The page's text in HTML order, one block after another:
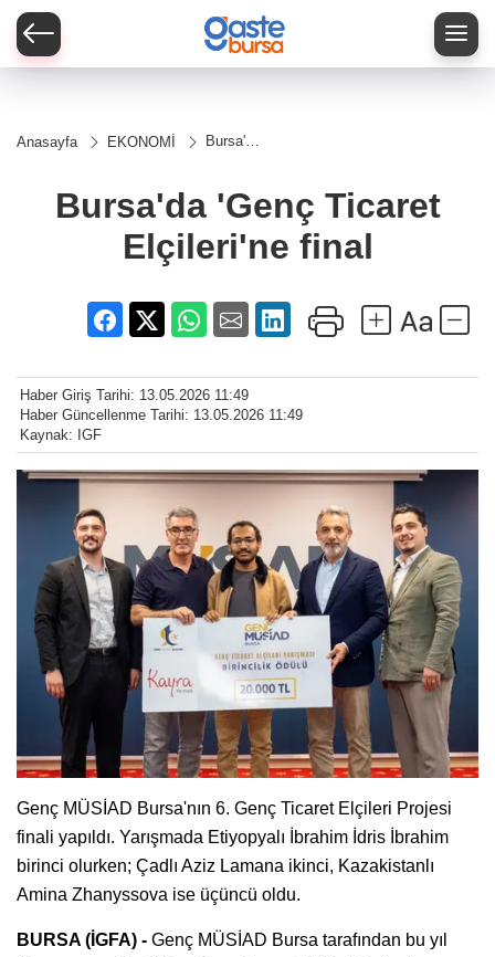
Anasayfa EKONOMİ
Bursa'da
Elçileri'ne
final
Bursa'da 'Genç Ticaret
Elçileri'ne final
Haber Giriş Tarihi: 13.05.2026 11:49
Haber Güncellenme Tarihi: 13.05.2026 11:49
Kaynak: IGF
Genç MÜSİAD Bursa'nın 6. Genç Ticaret Elçileri Projesi
finali yapıldı. Yarışmada Etiyopyalı İbrahim İdris İbrahim
birinci olurken; Çadlı Aziz Lamana ikinci, Kazakistanlı
Amina Zhanyssova ise üçüncü oldu.
BURSA (İGFA) - Genç MÜSİAD Bursa tarafından bu yıl